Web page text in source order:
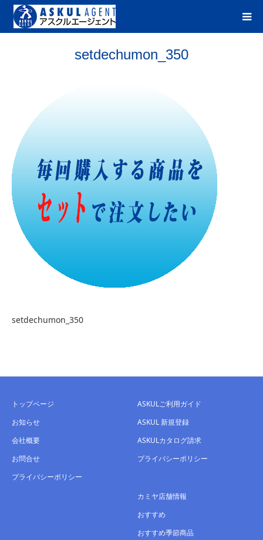
setdechumon_350
setdechumon_350
トップページ
お知らせ
会社概要
お問合せ
プライバシーポリシー
ASKULご利用ガイド
ASKUL 新規登録
ASKULカタログ請求
プライバシーポリシー
カミヤ店舗情報
おすすめ
おすすめ季節商品